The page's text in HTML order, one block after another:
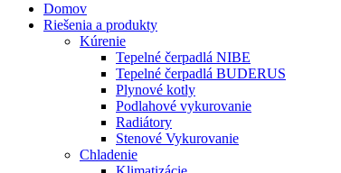
Domov
Riešenia a produkty
Kúrenie
Tepelné čerpadlá NIBE
Tepelné čerpadlá BUDERUS
Plynové kotly
Podlahové vykurovanie
Radiátory
Stenové Vykurovanie
Chladenie